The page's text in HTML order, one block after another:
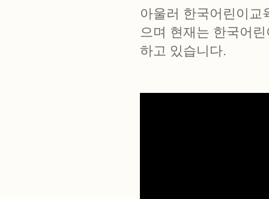
아울러 한국어린이교
으며 현재는 한국어
하고 있습니다.